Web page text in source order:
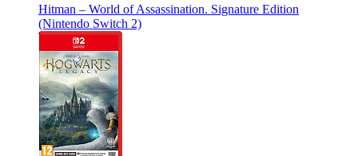
Hitman – World of Assassination. Signature Edition
(Nintendo Switch 2)